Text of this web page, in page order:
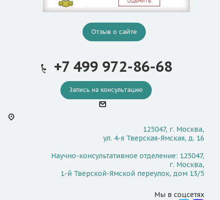
Отзыв о сайте
+7 499 972-86-68
Запись на консультацию
125047, г. Москва,
ул. 4-я Тверская-Ямская, д. 16
Научно-консультативное отделение: 125047,
г. Москва,
1-й Тверской-Ямской переулок, дом 13/5
Мы в соцсетях